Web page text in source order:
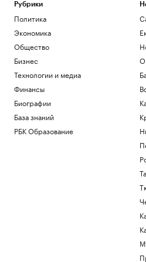
Екатеринбургом
Политика
Иностранные карты для россиян:
по зарубежным банкам на 2026 год
РБК Компании
Гастрогид по Центральной России:
сыры, крокодилы и органический
РБК и РСХБ
Эксперты объяснили, почему
студентов надо было искать «вчера»
Недвижимость
невозможности членства сразу в
Рубрики
Политика
Экономика
Общество
Бизнес
Технологии и медиа
Финансы
Биографии
База знаний
РБК Образование